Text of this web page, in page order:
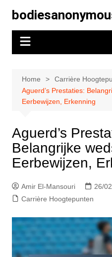
content
Home
Carrière
Aguerd’s Prestaties:
Eerbewijzen, Erkenning
Aguerd’s
Belangrijke
Eerbewijzen,
Amir El-Mansouri 26/
Carrière Hoogtepunten